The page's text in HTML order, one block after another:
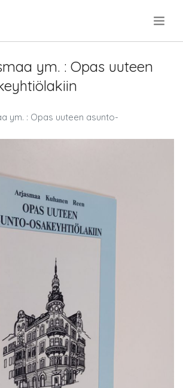
ym. : Opas uuteen
ym. : Opas uuteen asunto-